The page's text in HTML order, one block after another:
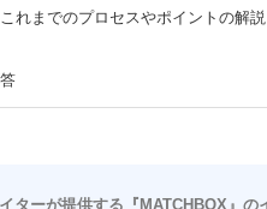
れまでのプロセスやポイントの解説